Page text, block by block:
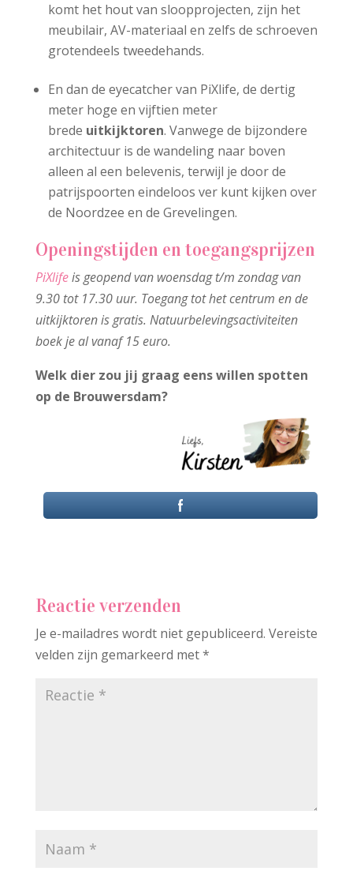
komt het hout van sloopprojecten, zijn het
meubilair, AV-materiaal en zelfs de schroeven
grotendeels tweedehands.
En dan de eyecatcher van PiXlife, de dertig
meter hoge en vijftien meter
brede uitkijktoren. Vanwege de bijzondere
architectuur is de wandeling naar boven
alleen al een belevenis, terwijl je door de
patrijspoorten eindeloos ver kunt kijken over
de Noordzee en de Grevelingen.
Openingstijden en toegangsprijzen
PiXlifeis geopend van woensdag t/m zondag van
9.30 tot 17.30 uur. Toegang tot het centrum en de
uitkijktoren is gratis. Natuurbelevingsactiviteiten
boek je al vanaf 15 euro.
Welk dier zou jij graag eens willen spotten
op de Brouwersdam?
Reactie verzenden
Je e-mailadres wordt niet gepubliceerd. Vereiste
velden zijn gemarkeerd met*